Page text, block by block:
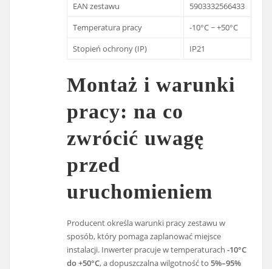
EAN zestawu
5903332566433
Temperatura pracy
-10°C ~ +50°C
Stopień ochrony (IP)
IP21
Montaż i warunki
pracy: na co
zwrócić uwagę
przed
uruchomieniem
Producent określa warunki pracy zestawu w
sposób, który pomaga zaplanować miejsce
instalacji. Inwerter pracuje w temperaturach-10°C
do +50°C, a dopuszczalna wilgotność to5%–95%